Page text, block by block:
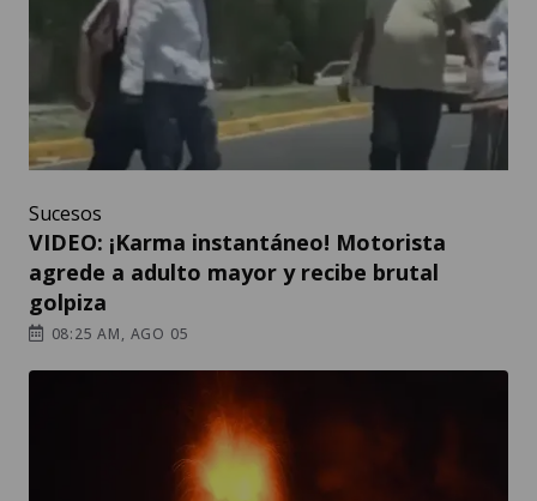
Sucesos
VIDEO: ¡Karma instantáneo! Motorista
agrede a adulto mayor y recibe brutal
golpiza
08:25 AM, AGO 05